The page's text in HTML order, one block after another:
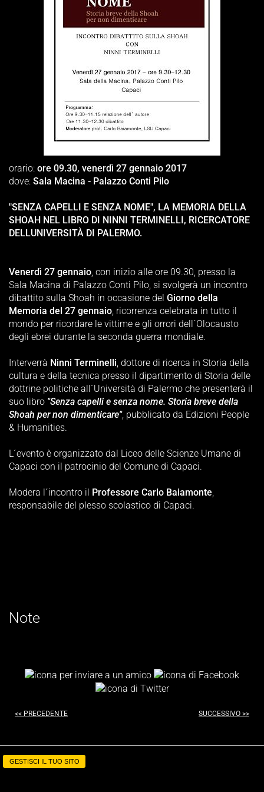
orario: ore 09.30, venerdì 27 gennaio 2017
dove: Sala Macina - Palazzo Conti Pilo
"SENZA CAPELLI E SENZA NOME", LA MEMORIA DELLA
SHOAH NEL LIBRO DI NINNI TERMINELLI, RICERCATORE
DELLUNIVERSITÀ DI PALERMO.
Venerdì 27 gennaio, con inizio alle ore 09.30, presso la
Sala Macina di Palazzo Conti Pilo, si svolgerà un incontro
dibattito sulla Shoah in occasione del Giorno della
Memoria del 27 gennaio, ricorrenza celebrata in tutto il
mondo per ricordare le vittime e gli orrori dell´Olocausto
degli ebrei durante la seconda guerra mondiale.
Interverrà Ninni Terminelli, dottore di ricerca in Storia della
cultura e della tecnica presso il dipartimento di Storia delle
dottrine politiche all´Università di Palermo che presenterà il
suo libro "Senza capelli e senza nome. Storia breve della
Shoah per non dimenticare", pubblicato da Edizioni People
& Humanities.
L´evento è organizzato dal Liceo delle Scienze Umane di
Capaci con il patrocinio del Comune di Capaci.
Modera l´incontro il Professore Carlo Baiamonte,
responsabile del plesso scolastico di Capaci.
Note
<< PRECEDENTE SUCCESSIVO >>
GESTISCI IL TUO SITO